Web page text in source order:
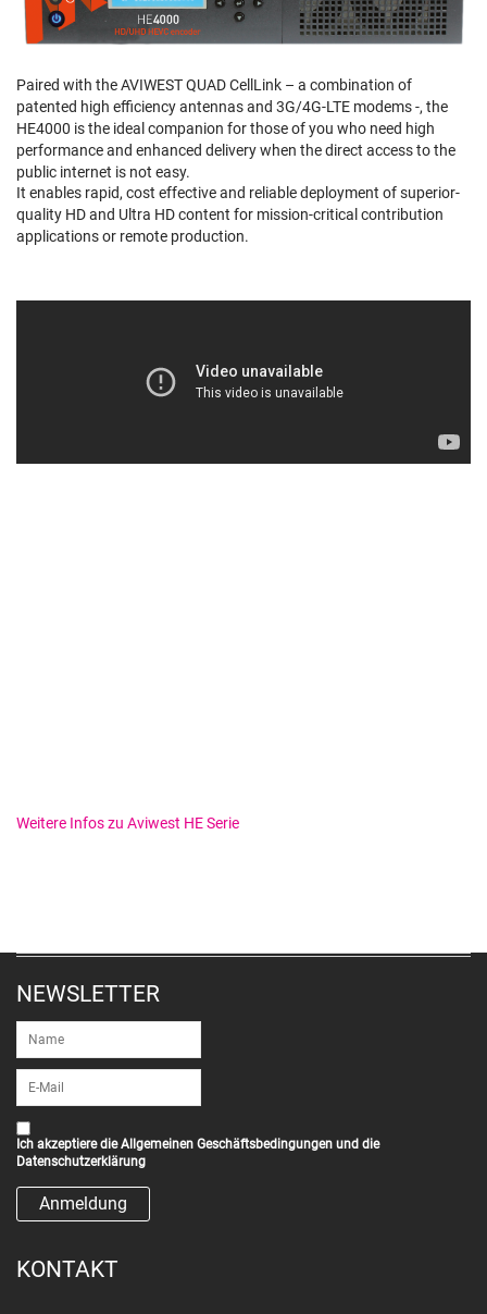
Paired with the AVIWEST QUAD CellLink – a combination of
patented high efficiency antennas and 3G/4G-LTE modems -, the
HE4000 is the ideal companion for those of you who need high
performance and enhanced delivery when the direct access to the
public internet is not easy.
It enables rapid, cost effective and reliable deployment of superior-
quality HD and Ultra HD content for mission-critical contribution
applications or remote production.
Weitere Infos zu Aviwest HE Serie
NEWSLETTER
Ich akzeptiere dieAllgemeinen Geschäftsbedingungen und die
Datenschutzerklärung
KONTAKT